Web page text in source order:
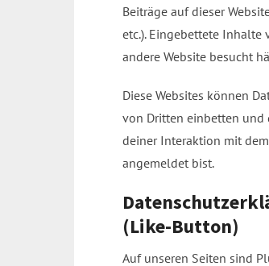
Beiträge auf dieser
etc.). Eingebettete Inhalte
andere Website besucht
Diese Websites können
von Dritten einbetten
deiner Interaktion mit
angemeldet bist.
(Like-Button)
Auf unseren Seiten sind